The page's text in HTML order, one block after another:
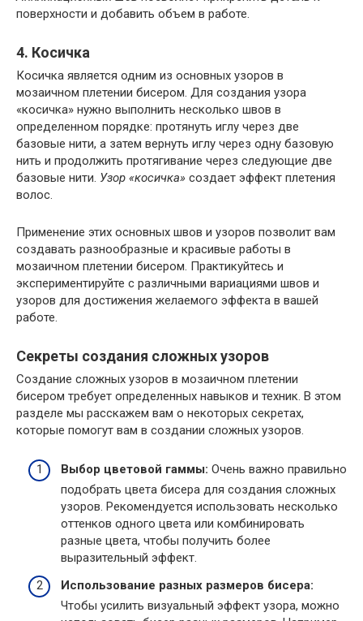
поверхности и добавить объем в работе.
4. Косичка
Косичка является одним из основных узоров в
мозаичном плетении бисером. Для создания узора
«косичка» нужно выполнить несколько швов в
определенном порядке: протянуть иглу через две
базовые нити, а затем вернуть иглу через одну базовую
нить и продолжить протягивание через следующие две
базовые нити. Узор «косичка» создает эффект плетения
волос.
Применение этих основных швов и узоров позволит вам
создавать разнообразные и красивые работы в
мозаичном плетении бисером. Практикуйтесь и
экспериментируйте с различными вариациями швов и
узоров для достижения желаемого эффекта в вашей
работе.
Секреты создания сложных узоров
Создание сложных узоров в мозаичном плетении
бисером требует определенных навыков и техник. В этом
разделе мы расскажем вам о некоторых секретах,
которые помогут вам в создании сложных узоров.
Выбор цветовой гаммы: Очень важно правильно
подобрать цвета бисера для создания сложных
узоров. Рекомендуется использовать несколько
оттенков одного цвета или комбинировать
разные цвета, чтобы получить более
выразительный эффект.
Использование разных размеров бисера:
Чтобы усилить визуальный эффект узора, можно